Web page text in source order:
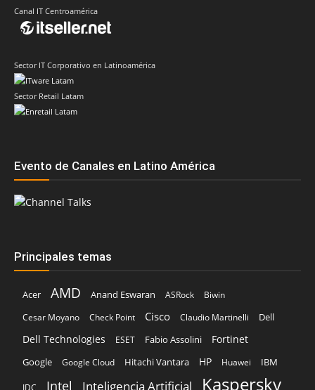
Canal IT Centroamérica
Sector IT Corporativo en Latinoamérica
Sector Retail Latam
Evento de Canales en Latino América
Principales temas
Acer AMD Anand Eswaran ASRock
Biwin
Cesar Moyano
Check Point Cisco Claudio Martinelli Dell
Dell Technologies ESET Fabio Assolini Fortinet
Google Google Cloud Hitachi Vantara HP Huawei IBM
IDC Intel Inteligencia Artificial Kaspersky